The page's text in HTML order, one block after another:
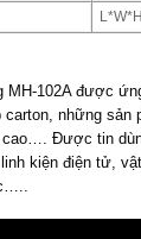
MH-102A được
carton, những sản
Được tin
kiện điện tử,